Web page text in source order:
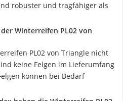
robuster und tragfähiger als
Winterreifen PL02 von
PL02 von Triangle nicht
keine Felgen im Lieferumfang
können bei Bedarf